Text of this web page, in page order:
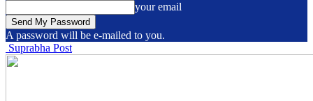
your email
A password will be e-mailed to you.
Suprabha Post